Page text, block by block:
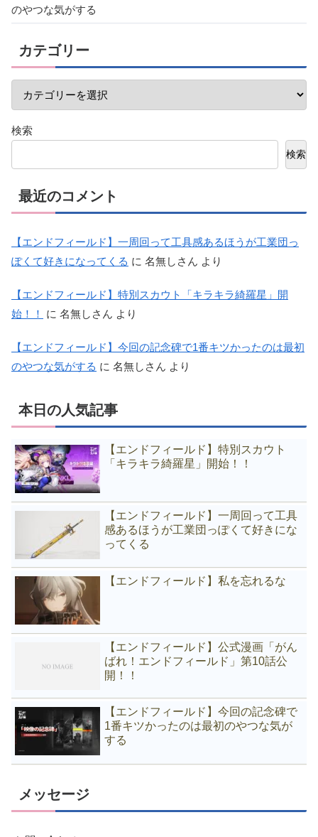
のやつな気がする
カテゴリー
検索
検索
最近のコメント
【エンドフィールド】一周回って工具感あるほうが工業団っ
ぽくて好きになってくる に 名無しさん より
【エンドフィールド】特別スカウト「キラキラ綺羅星」開
始！！
に 名無しさん より
【エンドフィールド】今回の記念碑で1番キツかったのは最初
のやつな気がする に 名無しさん より
本日の人気記事
【エンドフィールド】特別スカウト
「キラキラ綺羅星」開始！！
【エンドフィールド】一周回って工具
感あるほうが工業団っぽくて好きにな
ってくる
【エンドフィールド】私を忘れるな
【エンドフィールド】公式漫画「がん
ばれ！エンドフィールド」第10話公
開！！
【エンドフィールド】今回の記念碑で
1番キツかったのは最初のやつな気が
する
メッセージ